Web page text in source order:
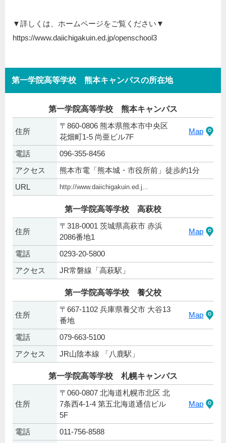
▼詳しくは、ホームページをご覧ください▼
https://www.daiichigakuin.ed.jp/openschool3
第一学院高等学校 熊本キャンパスの所在地
第一学院高等学校 熊本キャンパス
住所
〒860-0806 熊本県熊本市中央区
花畑町1-5 尚亜ビル7F
Map
電話
096-355-8456
アクセス
熊本市電「熊本城・市役所前」徒歩約1分
URL
http://www.daiichigakuin.ed.j...
第一学院高等学校 高萩校
住所
〒318-0001 茨城県高萩市 赤浜
2086番地1
Map
電話
0293-20-5800
アクセス
JR常磐線「高萩駅」
第一学院高等学校 養父校
住所
〒667-1102 兵庫県養父市 大谷13
番地
Map
電話
079-663-5100
アクセス
JR山陰本線 「八鹿駅」
第一学院高等学校 札幌キャンパス
住所
〒060-0807 北海道札幌市北区 北
7条西4-1-4 第五北海道通信ビル
5F
Map
電話
011-756-8588